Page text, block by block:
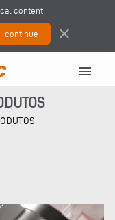
content
close
menu